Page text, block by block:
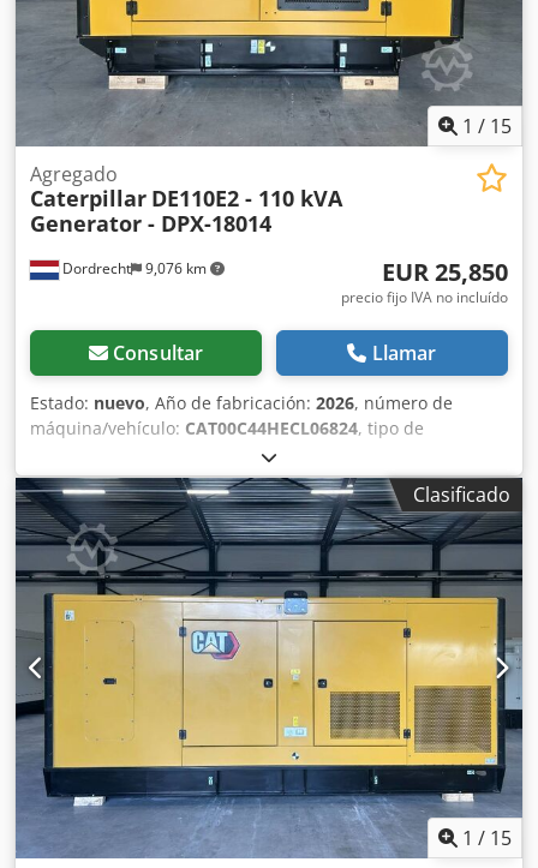
1 / 15
Dordrecht 9,076 km
Agregado
Caterpillar DE110E2 - 110 kVA
Generator - DPX-18014
EUR 25,850
precio fijo IVA no incluído
Consultar Llamar
Estado: nuevo, Año de fabricación: 2026, número de
máquina/vehículo: CAT00C44HECL06824, tipo de
, fabricante de motores:
C4.4, Propósito de uso: Construcción Dksdpfoy S N N Eex
Ag Ror Peso en vacío: 1.547 kg Potencia del generador: 110
kVA Dimensiones del compartimento de carga: 277 x 113 x
153 cm Marcado CE: sí Volumen del depósito de agua: 250
l Contacte al equipo DPX para obtener más información. =
Otras opciones y accesorios = - Batería - Panel de control -
Techo de acero - Cisterna
Clasificado
1 / 15